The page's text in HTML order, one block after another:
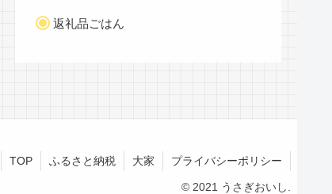
返礼品ごはん
TOP ふるさと納税 大家 プライバシーポリシー
© 2021 うさぎおいし.